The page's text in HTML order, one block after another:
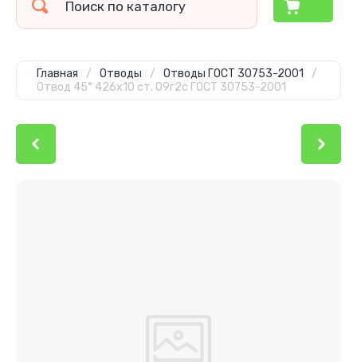
Главная / Отводы / Отводы ГОСТ 30753-2001
/
Отвод 45° 426х10 ст. 09г2с ГОСТ 30753-2001